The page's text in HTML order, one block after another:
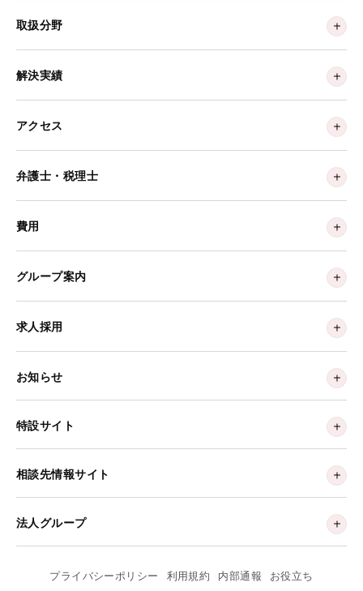
取扱分野
解決実績
アクセス
弁護士・税理士
費用
グループ案内
求人採用
お知らせ
特設サイト
相談先情報サイト
法人グループ
プライバシーポリシー 利用規約 内部通報 お役立ち